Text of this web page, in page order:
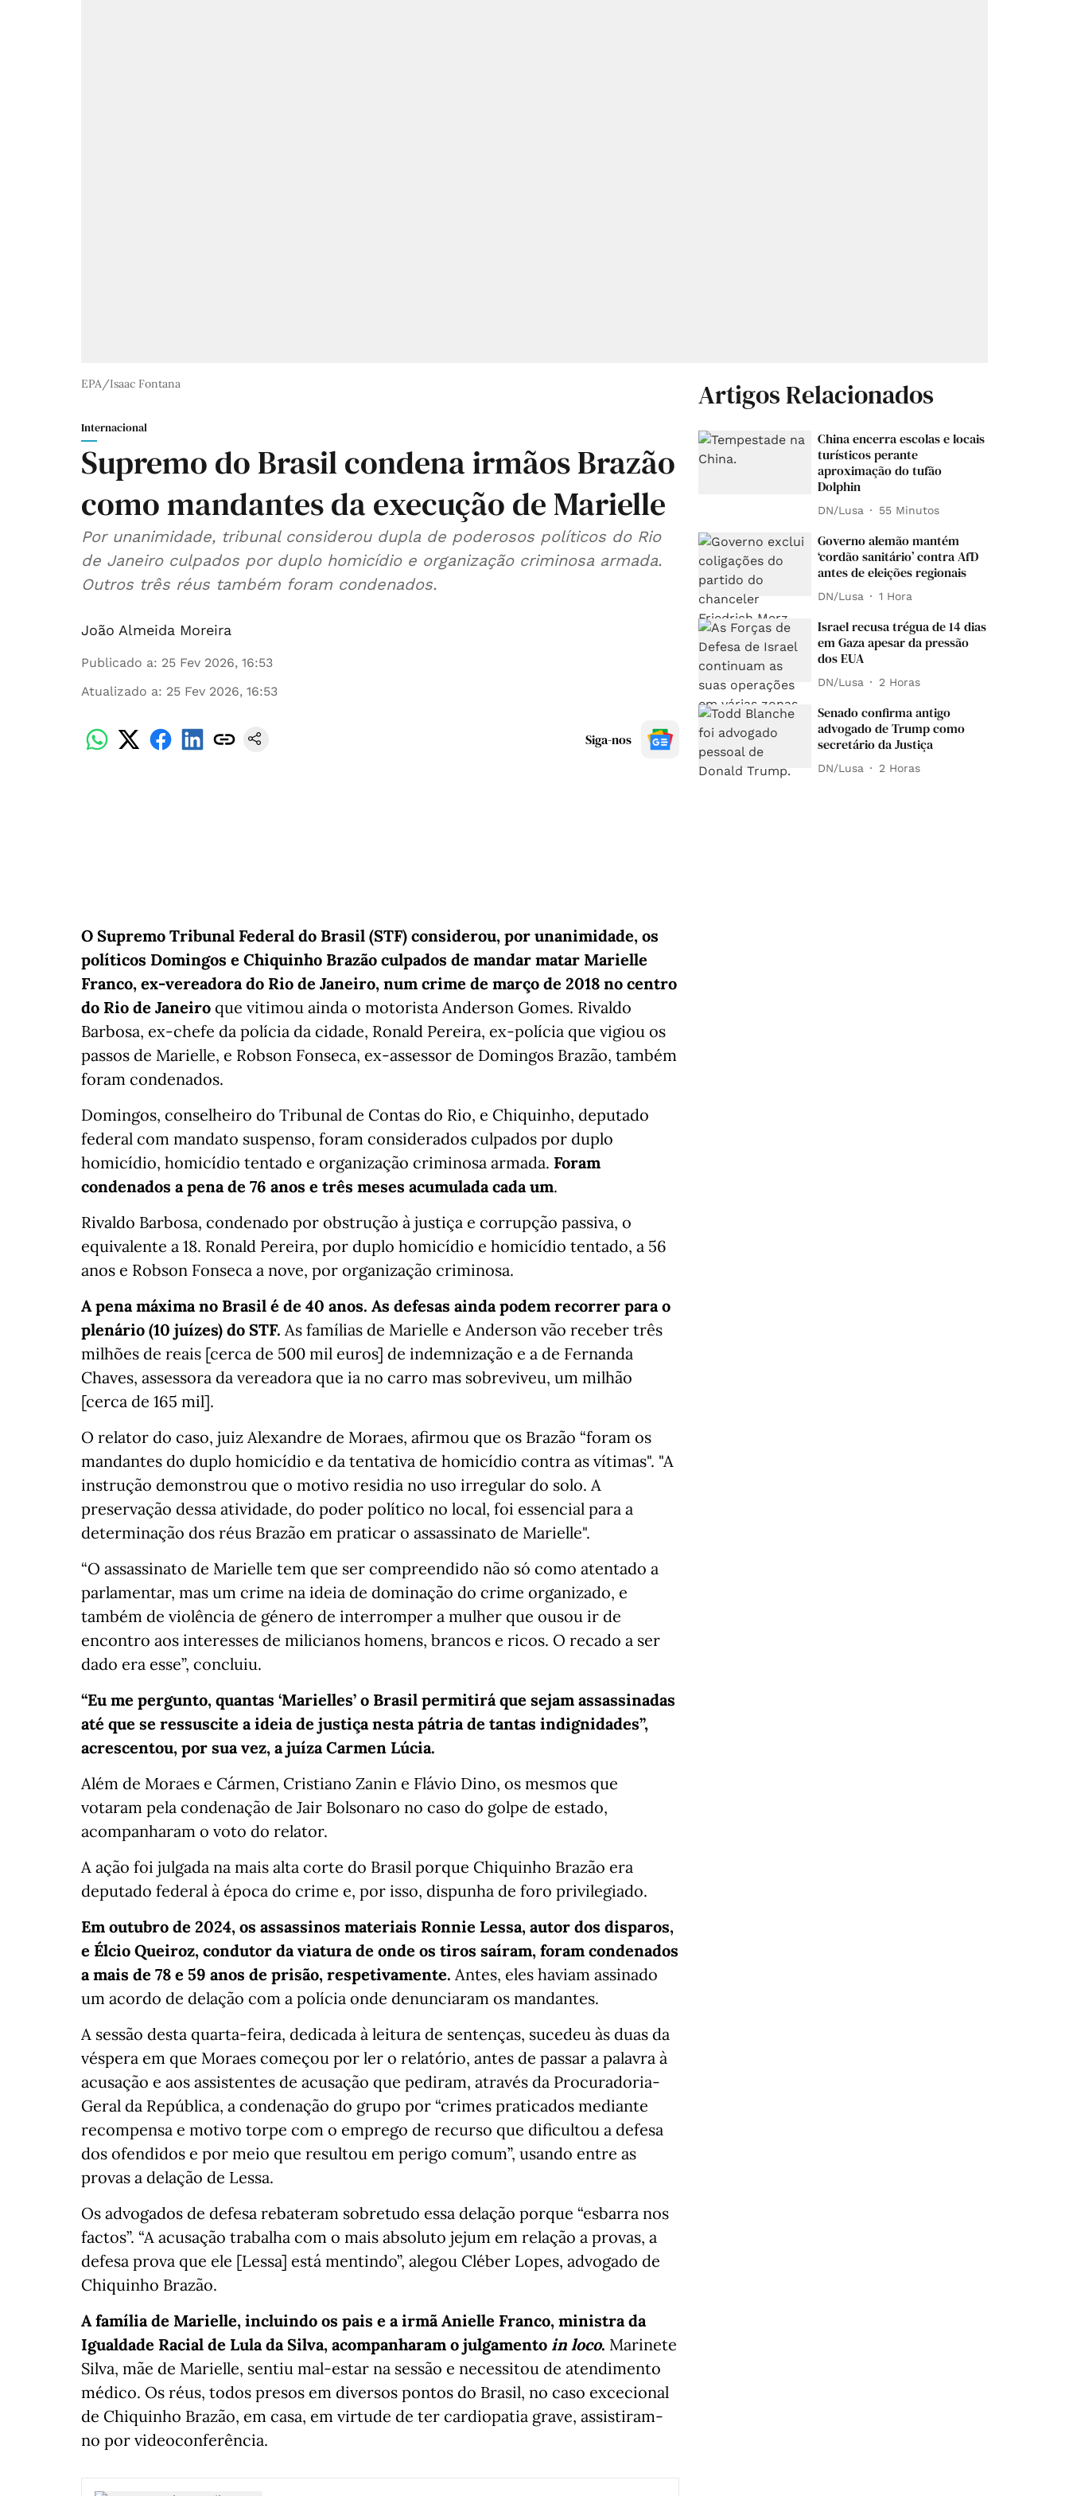
EPA/Isaac Fontana
Internacional
Supremo do Brasil condena irmãos Brazão
como mandantes da execução de Marielle
Por unanimidade, tribunal considerou dupla de poderosos políticos do Rio
de Janeiro culpados por duplo homicídio e organização criminosa armada.
Outros três réus também foram condenados.
João Almeida Moreira
Publicado a: 25 Fev 2026, 16:53
Atualizado a: 25 Fev 2026, 16:53
Siga-nos
O Supremo Tribunal Federal do Brasil (STF) considerou, por unanimidade, os
políticos Domingos e Chiquinho Brazão culpados de mandar matar Marielle
Franco, ex-vereadora do Rio de Janeiro, num crime de março de 2018 no centro
do Rio de Janeiro que vitimou ainda o motorista Anderson Gomes. Rivaldo
Barbosa, ex-chefe da polícia da cidade, Ronald Pereira, ex-polícia que vigiou os
passos de Marielle, e Robson Fonseca, ex-assessor de Domingos Brazão, também
foram condenados.
Domingos, conselheiro do Tribunal de Contas do Rio, e Chiquinho, deputado
federal com mandato suspenso, foram considerados culpados por duplo
homicídio, homicídio tentado e organização criminosa armada. Foram
condenados a pena de 76 anos e três meses acumulada cada um.
Rivaldo Barbosa, condenado por obstrução à justiça e corrupção passiva, o
equivalente a 18. Ronald Pereira, por duplo homicídio e homicídio tentado, a 56
anos e Robson Fonseca a nove, por organização criminosa.
A pena máxima no Brasil é de 40 anos. As defesas ainda podem recorrer para o
plenário (10 juízes) do STF. As famílias de Marielle e Anderson vão receber três
milhões de reais [cerca de 500 mil euros] de indemnização e a de Fernanda
Chaves, assessora da vereadora que ia no carro mas sobreviveu, um milhão
[cerca de 165 mil].
O relator do caso, juiz Alexandre de Moraes, afirmou que os Brazão “foram os
mandantes do duplo homicídio e da tentativa de homicídio contra as vítimas". "A
instrução demonstrou que o motivo residia no uso irregular do solo. A
preservação dessa atividade, do poder político no local, foi essencial para a
determinação dos réus Brazão em praticar o assassinato de Marielle".
“O assassinato de Marielle tem que ser compreendido não só como atentado a
parlamentar, mas um crime na ideia de dominação do crime organizado, e
também de violência de género de interromper a mulher que ousou ir de
encontro aos interesses de milicianos homens, brancos e ricos. O recado a ser
dado era esse”, concluiu.
“Eu me pergunto, quantas ‘Marielles’ o Brasil permitirá que sejam assassinadas
até que se ressuscite a ideia de justiça nesta pátria de tantas indignidades”,
acrescentou, por sua vez, a juíza Carmen Lúcia.
Além de Moraes e Cármen, Cristiano Zanin e Flávio Dino, os mesmos que
votaram pela condenação de Jair Bolsonaro no caso do golpe de estado,
acompanharam o voto do relator.
A ação foi julgada na mais alta corte do Brasil porque Chiquinho Brazão era
deputado federal à época do crime e, por isso, dispunha de foro privilegiado.
Em outubro de 2024, os assassinos materiais Ronnie Lessa, autor dos disparos,
e Élcio Queiroz, condutor da viatura de onde os tiros saíram, foram condenados
a mais de 78 e 59 anos de prisão, respetivamente. Antes, eles haviam assinado
um acordo de delação com a polícia onde denunciaram os mandantes.
A sessão desta quarta-feira, dedicada à leitura de sentenças, sucedeu às duas da
véspera em que Moraes começou por ler o relatório, antes de passar a palavra à
acusação e aos assistentes de acusação que pediram, através da Procuradoria-
Geral da República, a condenação do grupo por “crimes praticados mediante
recompensa e motivo torpe com o emprego de recurso que dificultou a defesa
dos ofendidos e por meio que resultou em perigo comum”, usando entre as
provas a delação de Lessa.
Os advogados de defesa rebateram sobretudo essa delação porque “esbarra nos
factos”. “A acusação trabalha com o mais absoluto jejum em relação a provas, a
defesa prova que ele [Lessa] está mentindo”, alegou Cléber Lopes, advogado de
Chiquinho Brazão.
A família de Marielle, incluindo os pais e a irmã Anielle Franco, ministra da
Igualdade Racial de Lula da Silva, acompanharam o julgamento in loco. Marinete
Silva, mãe de Marielle, sentiu mal-estar na sessão e necessitou de atendimento
médico. Os réus, todos presos em diversos pontos do Brasil, no caso excecional
de Chiquinho Brazão, em casa, em virtude de ter cardiopatia grave, assistiram-
no por videoconferência.
Artigos Relacionados
China encerra escolas e locais
turísticos perante
aproximação do tufão
Dolphin
DN/Lusa 55 Minutos
Governo alemão mantém
‘cordão sanitário’ contra AfD
antes de eleições regionais
DN/Lusa 1 Hora
Israel recusa trégua de 14 dias
em Gaza apesar da pressão
dos EUA
DN/Lusa 2 Horas
Senado confirma antigo
advogado de Trump como
secretário da Justiça
DN/Lusa 2 Horas